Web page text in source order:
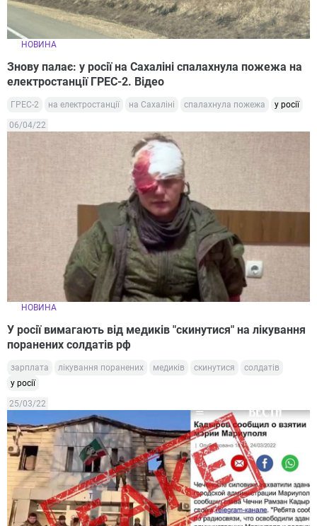
НОВИНА
Знову палає: у росії на Сахаліні спалахнула пожежа на
електростанції ГРЕС-2. Відео
ГРЕС-2 на електростанції на Сахаліні спалахнула пожежа у росії
06/04/22
НОВИНА
У росії вимагають від медиків "скинутися" на лікування
поранених солдатів рф
зарплата лікування поранених медиків скинутися
солдатів
у росії
25/03/22